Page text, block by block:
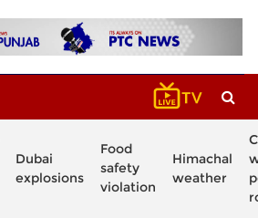
Dubai
explosions
Food
safety
violation
Himachal
weather